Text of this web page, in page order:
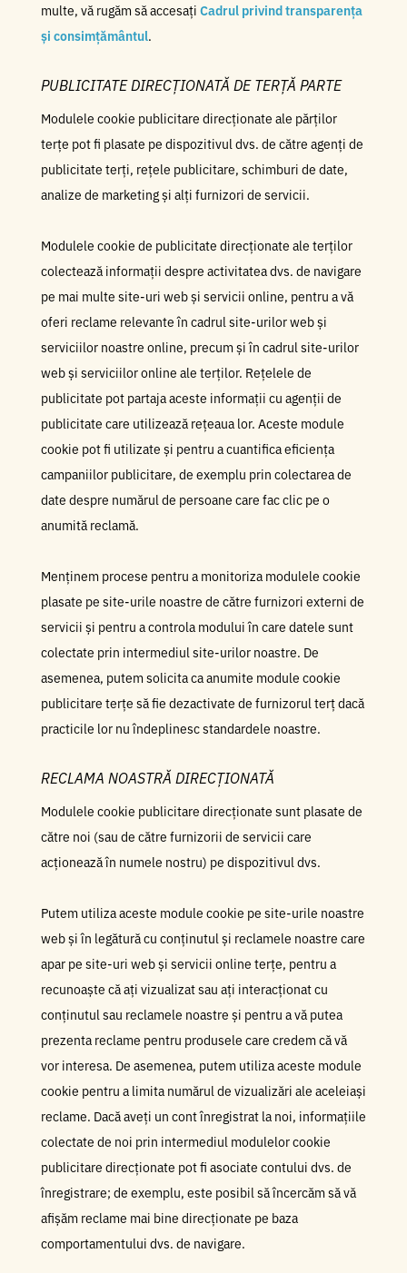
multe, vă rugăm să accesați Cadrul privind transparența
și consimțământul.
PUBLICITATE DIRECȚIONATĂ DE TERȚĂ PARTE
Modulele cookie publicitare direcționate ale părților
terțe pot fi plasate pe dispozitivul dvs. de către agenți de
publicitate terți, rețele publicitare, schimburi de date,
analize de marketing și alți furnizori de servicii.
Modulele cookie de publicitate direcționate ale terților
colectează informații despre activitatea dvs. de navigare
pe mai multe site-uri web și servicii online, pentru a vă
oferi reclame relevante în cadrul site-urilor web și
serviciilor noastre online, precum și în cadrul site-urilor
web și serviciilor online ale terților. Rețelele de
publicitate pot partaja aceste informații cu agenții de
publicitate care utilizează rețeaua lor. Aceste module
cookie pot fi utilizate și pentru a cuantifica eficiența
campaniilor publicitare, de exemplu prin colectarea de
date despre numărul de persoane care fac clic pe o
anumită reclamă.
Menținem procese pentru a monitoriza modulele cookie
plasate pe site-urile noastre de către furnizori externi de
servicii și pentru a controla modului în care datele sunt
colectate prin intermediul site-urilor noastre. De
asemenea, putem solicita ca anumite module cookie
publicitare terțe să fie dezactivate de furnizorul terț dacă
practicile lor nu îndeplinesc standardele noastre.
RECLAMA NOASTRĂ DIRECȚIONATĂ
Modulele cookie publicitare direcționate sunt plasate de
către noi (sau de către furnizorii de servicii care
acționează în numele nostru) pe dispozitivul dvs.
Putem utiliza aceste module cookie pe site-urile noastre
web și în legătură cu conținutul și reclamele noastre care
apar pe site-uri web și servicii online terțe, pentru a
recunoaște că ați vizualizat sau ați interacționat cu
conținutul sau reclamele noastre și pentru a vă putea
prezenta reclame pentru produsele care credem că vă
vor interesa. De asemenea, putem utiliza aceste module
cookie pentru a limita numărul de vizualizări ale aceleiași
reclame. Dacă aveți un cont înregistrat la noi, informațiile
colectate de noi prin intermediul modulelor cookie
publicitare direcționate pot fi asociate contului dvs. de
înregistrare; de exemplu, este posibil să încercăm să vă
afișăm reclame mai bine direcționate pe baza
comportamentului dvs. de navigare.